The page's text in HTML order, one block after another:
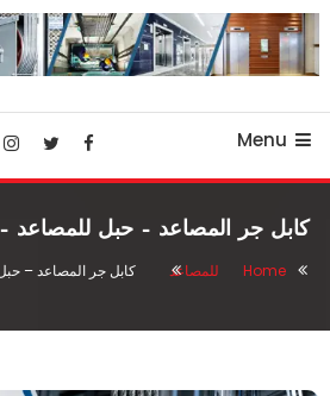
Menu
كابل جر المصاعد – حبل للمصاعد –
Home للمصاعد كابل جر المصاعد – حبل